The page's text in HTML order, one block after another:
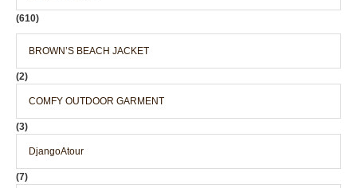
(610)
BROWN’S BEACH JACKET
(2)
COMFY OUTDOOR GARMENT
(3)
DjangoAtour
(7)